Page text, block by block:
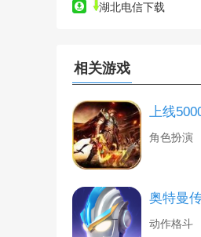
湖北电信下载
相关游戏
上线
角色扮演
奥特曼
动作格斗